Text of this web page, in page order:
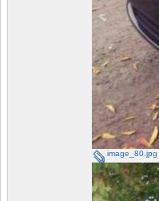
image_80.jpg